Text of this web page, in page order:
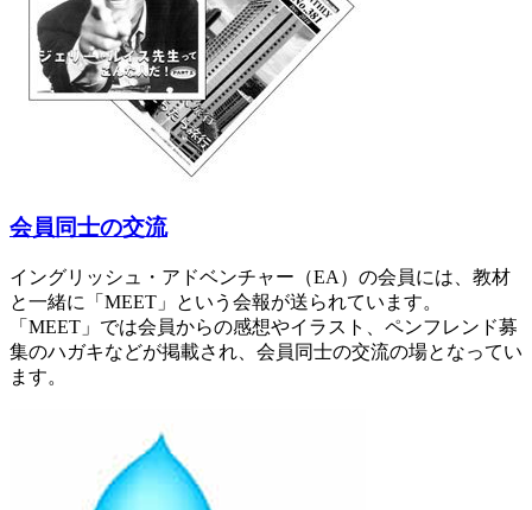
会員同士の交流
イングリッシュ・アドベンチャー（EA）の会員には、教材
と一緒に「MEET」という会報が送られています。
「MEET」では会員からの感想やイラスト、ペンフレンド募
集のハガキなどが掲載され、会員同士の交流の場となってい
ます。